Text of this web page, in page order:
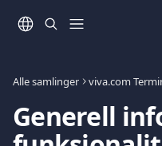
Alle samlinger viva.com
Generell